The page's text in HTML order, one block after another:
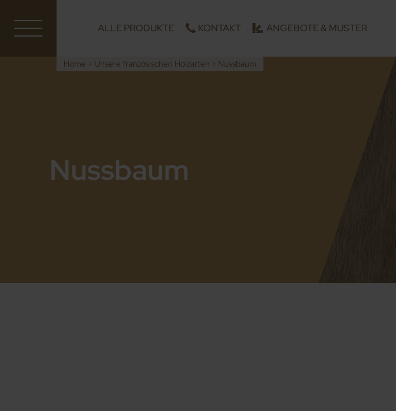
ALLE PRODUKTE KONTAKT ANGEBOTE & MUSTER
Home > Unsere französischen Holzarten > Nussbaum
Nussbaum